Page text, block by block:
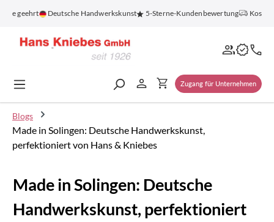
springen
Deutsche Handwerkskunst 5-Sterne-Kundenbewertung Kostenloser
Zugang für Unternehmen
Blogs
Made in Solingen: Deutsche Handwerkskunst,
perfektioniert von Hans & Kniebes
Made in Solingen: Deutsche
Handwerkskunst, perfektioniert